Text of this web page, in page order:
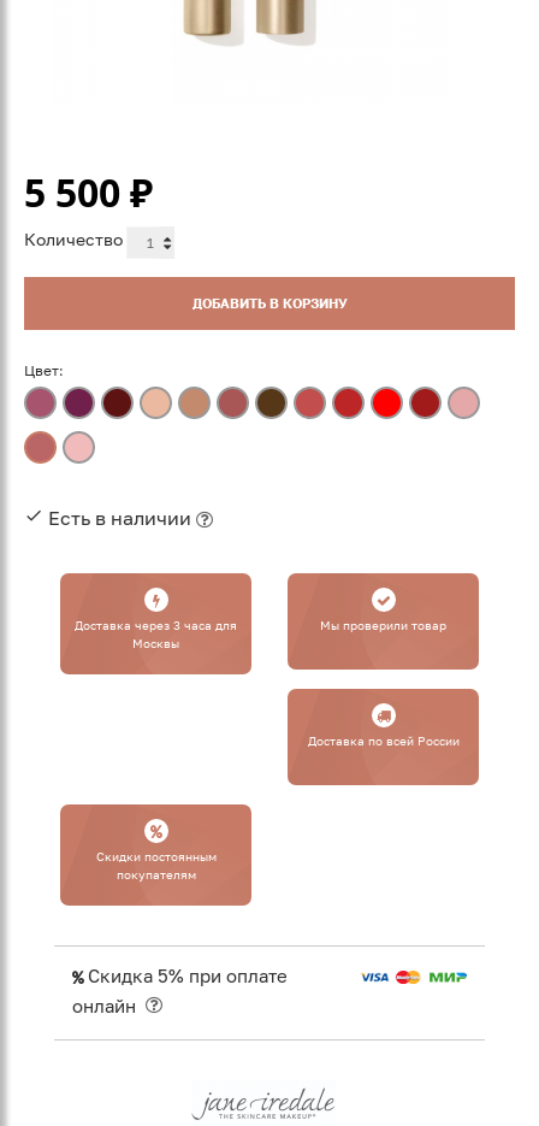
5 500₽
Количество
ДОБАВИТЬ В КОРЗИНУ
Цвет:
Есть в наличии
Доставка через 3 часа для
Москвы
Мы проверили товар
Доставка по всей России
Cкидки постоянным
покупателям
Скидка 5% при оплате
онлайн